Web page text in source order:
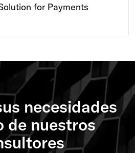
for Payments
necesidades
de nuestros